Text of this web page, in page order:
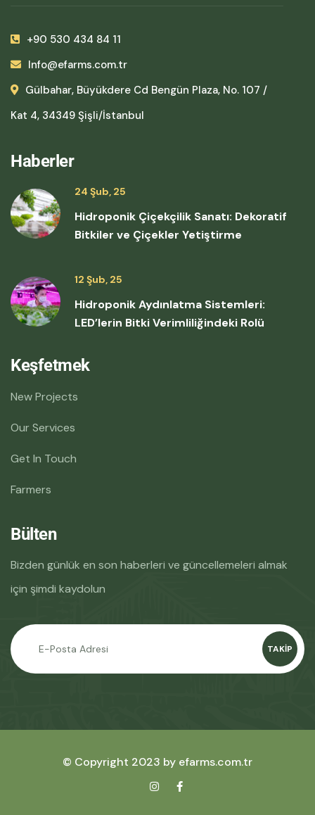
+90 530 434 84 11
Info@efarms.com.tr
Gülbahar, Büyükdere Cd Bengün Plaza, No. 107 /
Kat 4, 34349 Şişli/İstanbul
Haberler
24 Şub, 25
Hidroponik Çiçekçilik Sanatı: Dekoratif
Bitkiler ve Çiçekler Yetiştirme
12 Şub, 25
Hidroponik Aydınlatma Sistemleri:
LED’lerin Bitki Verimliliğindeki Rolü
Keşfetmek
New Projects
Our Services
Get In Touch
Farmers
Bülten
Bizden günlük en son haberleri ve güncellemeleri almak
için şimdi kaydolun
TAKIP
© Copyright 2023 by efarms.com.tr